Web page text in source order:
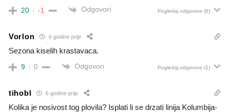
20 -1 Odgovori Pogledaj odgovore (6)
Vorlon 6 godine prije
Sezona kiselih krastavaca.
9 0 Odgovori Pogledaj odgovore (1)
tihobl 6 godine prije
Kolika je nosivost tog plovila? Isplati li se drzati linija Kolumbija-